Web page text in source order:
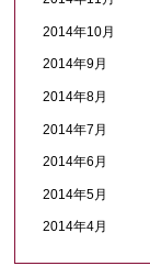
2014年10月
2014年9月
2014年8月
2014年7月
2014年6月
2014年5月
2014年4月